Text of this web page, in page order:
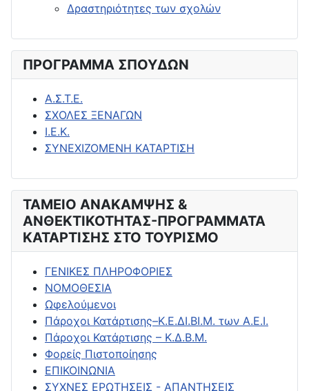
Δραστηριότητες των σχολών
ΠΡΟΓΡΑΜΜΑ ΣΠΟΥΔΩΝ
Α.Σ.Τ.Ε.
ΣΧΟΛΕΣ ΞΕΝΑΓΩΝ
Ι.Ε.Κ.
ΣΥΝΕΧΙΖΟΜΕΝΗ ΚΑΤΑΡΤΙΣΗ
ΤΑΜΕΙΟ ΑΝΑΚΑΜΨΗΣ &
ΑΝΘΕΚΤΙΚΟΤΗΤΑΣ-ΠΡΟΓΡΑΜΜΑΤΑ
ΚΑΤΑΡΤΙΣΗΣ ΣΤΟ ΤΟΥΡΙΣΜΟ
ΓΕΝΙΚΕΣ ΠΛΗΡΟΦΟΡΙΕΣ
ΝΟΜΟΘΕΣΙΑ
Ωφελούμενοι
Πάροχοι Κατάρτισης–Κ.Ε.ΔΙ.ΒΙ.Μ. των Α.Ε.Ι.
Πάροχοι Κατάρτισης – Κ.Δ.Β.Μ.
Φορείς Πιστοποίησης
ΕΠΙΚΟΙΝΩΝΙΑ
ΣΥΧΝΕΣ ΕΡΩΤΗΣΕΙΣ - ΑΠΑΝΤΗΣΕΙΣ